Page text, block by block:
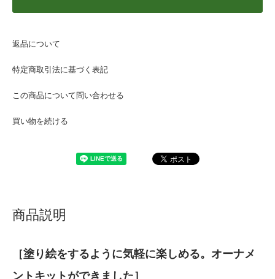
返品について
特定商取引法に基づく表記
この商品について問い合わせる
買い物を続ける
商品説明
［塗り絵をするように気軽に楽しめる。オーナメ
ントキットができました］